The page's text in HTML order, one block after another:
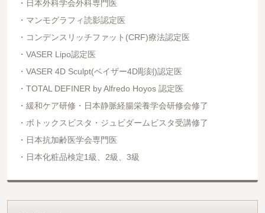
日本外科学会外科専門医
マンモグラフィ読影認定医
コンデンスリッチファット(CRF)療法認定医
VASER Lipo認定医
VASER 4D Sculpt(ベイザー4D彫刻)認定医
TOTAL DEFINER by Alfredo Hoyos 認定医
緩和ケア研修・日本静脈経腸栄養学会研修会修了
ボトックスビスタ・ジュビダームビスタ受講修了
日本抗加齢医学会専門医
日本化粧品検定1級、2級、3級